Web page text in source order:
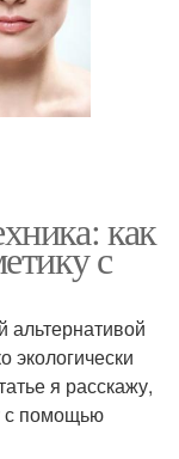
как
с
альтернативой
экологически
я расскажу,
с помощью